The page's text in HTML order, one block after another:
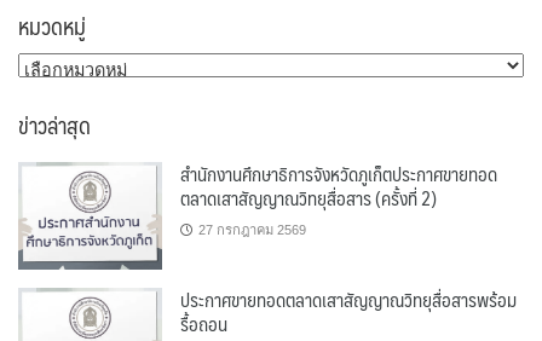
หมวดหมู่
หมวด
ข่าวล่าสุด
สำนักงานศึกษาธิการจังหวัดภูเก็ตประกาศขายทอด
ตลาดเสาสัญญาณวิทยุสื่อสาร (ครั้งที่ 2)
27 กรกฎาคม 2569
ประกาศขายทอดตลาดเสาสัญญาณวิทยุสื่อสารพร้อม
รื้อถอน